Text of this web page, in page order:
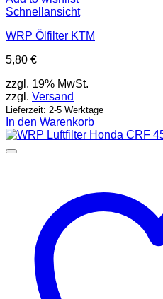
Schnellansicht
WRP Ölfilter KTM
5,80 €
zzgl. 19% MwSt.
zzgl. Versand
Lieferzeit: 2-5 Werktage
In den Warenkorb